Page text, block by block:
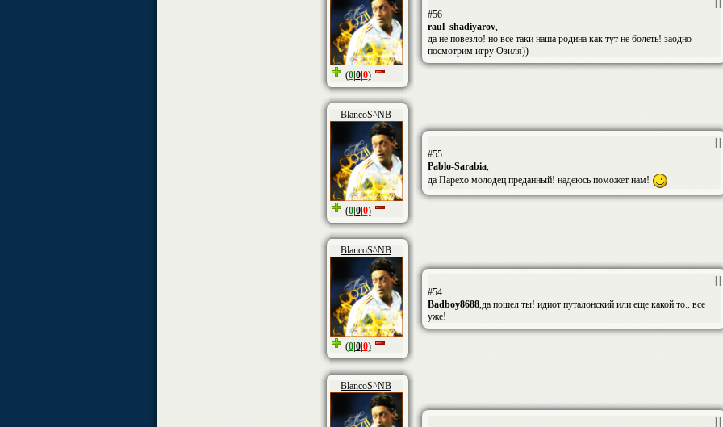
(0|0|0)
#56
raul_shadiyarov,
да не повезло! но все таки наша родина как тут не болеть! заодно
посмотрим игру Озиля))
BlancoS^NB
(0|0|0)
#55
Pablo-Sarabia,
да Парехо молодец преданный! надеюсь поможет нам!
BlancoS^NB
(0|0|0)
#54
Badboy8688,да пошел ты! идиот путалонский или еще какой то.. все
уже!
BlancoS^NB